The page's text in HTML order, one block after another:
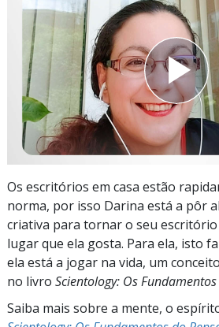
Os escritórios em casa estão
norma, por isso Darina está a pôr
criativa para tornar o seu escritório
lugar que ela gosta. Para ela, isto
ela está a jogar na vida, um
no livro Scientology: Os
Saiba mais sobre a mente, o